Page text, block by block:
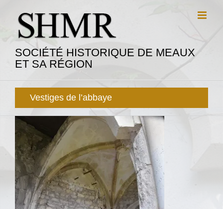
contenu
SOCIÉTÉ HISTORIQUE DE MEAUX
ET SA RÉGION
Vestiges de l’abbaye